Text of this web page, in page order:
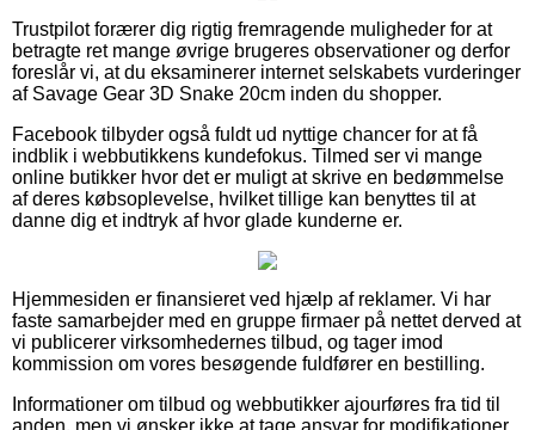
Trustpilot forærer dig rigtig fremragende muligheder for at
betragte ret mange øvrige brugeres observationer og derfor
foreslår vi, at du eksaminerer internet selskabets vurderinger
af Savage Gear 3D Snake 20cm inden du shopper.
Facebook tilbyder også fuldt ud nyttige chancer for at få
indblik i webbutikkens kundefokus. Tilmed ser vi mange
online butikker hvor det er muligt at skrive en bedømmelse
af deres købsoplevelse, hvilket tillige kan benyttes til at
danne dig et indtryk af hvor glade kunderne er.
Hjemmesiden er finansieret ved hjælp af reklamer. Vi har
faste samarbejder med en gruppe firmaer på nettet derved at
vi publicerer virksomhedernes tilbud, og tager imod
kommission om vores besøgende fuldfører en bestilling.
Informationer om tilbud og webbutikker ajourføres fra tid til
anden, men vi ønsker ikke at tage ansvar for modifikationer